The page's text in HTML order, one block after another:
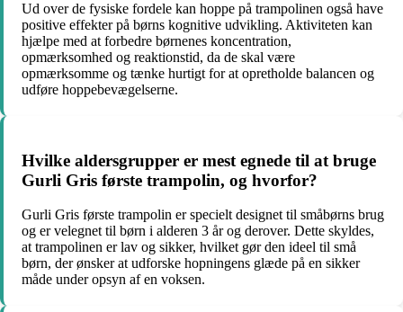
Ud over de fysiske fordele kan hoppe på trampolinen også have
positive effekter på børns kognitive udvikling. Aktiviteten kan
hjælpe med at forbedre børnenes koncentration,
opmærksomhed og reaktionstid, da de skal være
opmærksomme og tænke hurtigt for at opretholde balancen og
udføre hoppebevægelserne.
Hvilke aldersgrupper er mest egnede til at bruge
Gurli Gris første trampolin, og hvorfor?
Gurli Gris første trampolin er specielt designet til småbørns brug
og er velegnet til børn i alderen 3 år og derover. Dette skyldes,
at trampolinen er lav og sikker, hvilket gør den ideel til små
børn, der ønsker at udforske hopningens glæde på en sikker
måde under opsyn af en voksen.